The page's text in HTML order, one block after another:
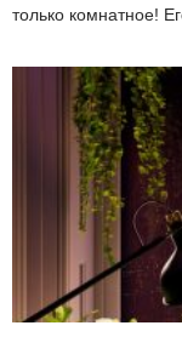
только комнатное!